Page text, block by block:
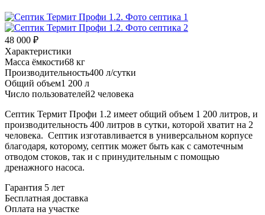
48 000 ₽
Характеристики
Масса ёмкости68 кг
Производительность400 л/сутки
Общий объем1 200 л
Число пользователей2 человека
Септик Термит Профи 1.2 имеет общий объем 1 200 литров, и
производительность 400 литров в сутки, которой хватит на 2
человека. Септик изготавливается в универсальном корпусе
благодаря, которому, септик может быть как с самотечным
отводом стоков, так и с принудительным с помощью
дренажного насоса.
Гарантия 5 лет
Бесплатная доставка
Оплата на участке